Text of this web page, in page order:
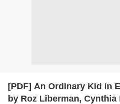
[PDF] An Ordinary Kid in
by Roz Liberman, Cynthia